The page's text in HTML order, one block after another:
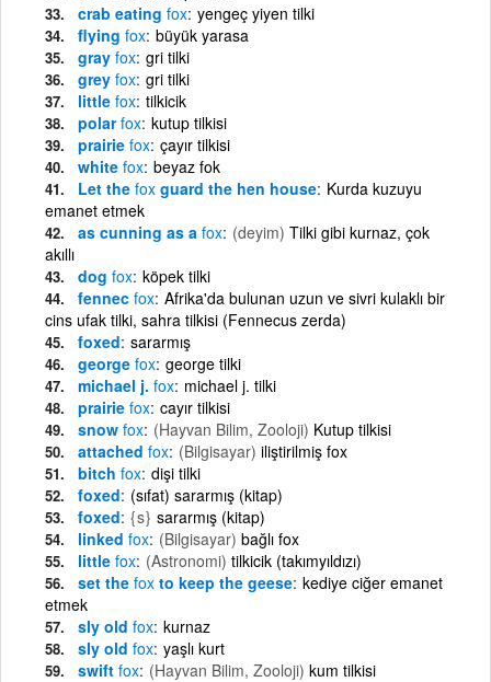
crab eating fox yengeç yiyen tilki
flying fox büyük yarasa
gray fox gri tilki
grey fox gri tilki
little fox tilkicik
polarfox kutup tilkisi
prairie fox çayır tilkisi
white fox beyaz fok
Let the fox guard the hen house Kurda kuzuyu
emanet etmek
as cunning as a fox (deyim) Tilki gibi kurnaz, çok
akıllı
dog fox köpek tilki
fennec fox Afrika'da bulunan uzun ve sivri kulaklı bir
cins ufak tilki, sahra tilkisi (Fennecus zerda)
foxed sararmış
george fox george tilki
michael j. fox michael j. tilki
prairie fox cayır tilkisi
snow fox (Hayvan Bilim, Zooloji) Kutup tilkisi
attached fox (Bilgisayar) iliştirilmiş fox
bitch fox dişi tilki
foxed (sıfat) sararmış (kitap)
foxed {s} sararmış (kitap)
linked fox (Bilgisayar) bağlı fox
little fox (Astronomi) tilkicik (takımyıldızı)
set the fox to keep the geese kediye ciğer emanet
etmek
sly old fox kurnaz
sly old fox yaşlı kurt
swift fox (Hayvan Bilim, Zooloji) kum tilkisi